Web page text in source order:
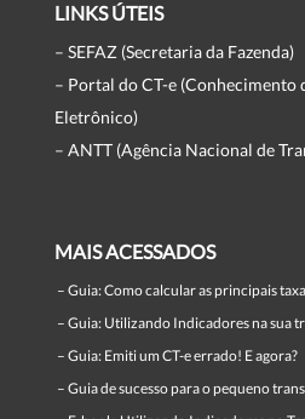
LINKS ÚTEIS
– SEFAZ (Secretaria da Fazenda)
– Portal do CT-e (Conhecimento
Eletrônico)
– ANTT (Agência Nacional de
MAIS ACESSADOS
– Guia: Como calcular as principais
– Guia: Utilizando Indicadores na sua
– Guia: Emiti um CT-e errado! E agora?
– Guia de sucesso para o pequeno